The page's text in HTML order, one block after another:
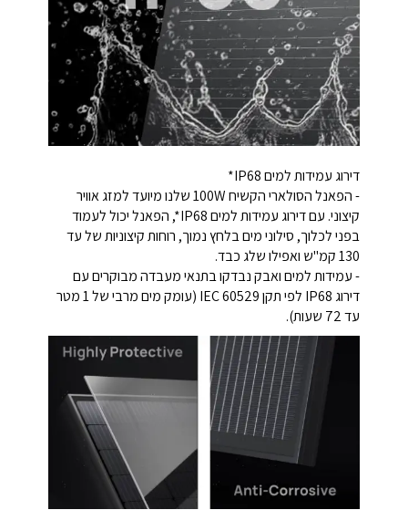
דירוג עמידות למים IP68*
- הפאנל הסולארי הקשיח 100W שלנו מיועד למזג אוויר
קיצוני. עם דירוג עמידות למים IP68*, הפאנל יכול לעמוד
בפני לכלוך, סילוני מים בלחץ נמוך, רוחות קיצוניות של עד
130 קמ"ש ואפילו שלג כבד.
- עמידות למים ואבק נבדקו בתנאי מעבדה מבוקרים עם
דירוג IP68 לפי תקן IEC 60529 (עומק מים מרבי של 1 מטר
עד 72 שעות).